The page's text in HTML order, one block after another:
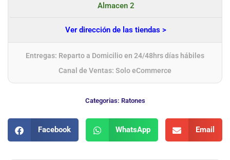
Almacen 2
Ver dirección de las tiendas >
Entregas: Reparto a Domicilio en 24/48hrs días hábiles
Canal de Ventas: Solo eCommerce
Categorias: Ratones
Facebook WhatsApp Email